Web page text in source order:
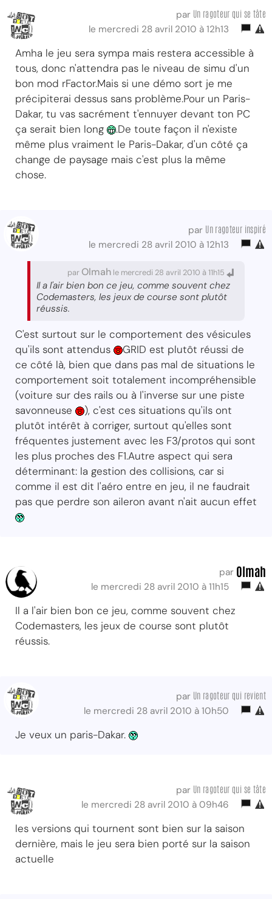
par Un ragoteur qui se tâte
le mercredi 28 avril 2010 à 12h13
Amha le jeu sera sympa mais restera accessible à
tous, donc n'attendra pas le niveau de simu d'un
bon mod rFactor.Mais si une démo sort je me
précipiterai dessus sans problème.Pour un Paris-
Dakar, tu vas sacrément t'ennuyer devant ton PC
ça serait bien long
.De toute façon il n'existe
même plus vraiment le Paris-Dakar, d'un côté ça
change de paysage mais c'est plus la même
chose.
par Un ragoteur inspiré
le mercredi 28 avril 2010 à 12h13
par Olmah le mercredi 28 avril 2010 à 11h15
Il a l'air bien bon ce jeu, comme souvent chez
Codemasters, les jeux de course sont plutôt
réussis.
C'est surtout sur le comportement des vésicules
qu'ils sont attendus
GRID est plutôt réussi de
ce côté là, bien que dans pas mal de situations le
comportement soit totalement incompréhensible
(voiture sur des rails ou à l'inverse sur une piste
savonneuse
), c'est ces situations qu'ils ont
plutôt intérêt à corriger, surtout qu'elles sont
fréquentes justement avec les F3/protos qui sont
les plus proches des F1.Autre aspect qui sera
déterminant: la gestion des collisions, car si
comme il est dit l'aéro entre en jeu, il ne faudrait
pas que perdre son aileron avant n'ait aucun effet
par Olmah
le mercredi 28 avril 2010 à 11h15
Il a l'air bien bon ce jeu, comme souvent chez
Codemasters, les jeux de course sont plutôt
réussis.
par Un ragoteur qui revient
le mercredi 28 avril 2010 à 10h50
Je veux un paris-Dakar.
par Un ragoteur qui se tâte
le mercredi 28 avril 2010 à 09h46
les versions qui tournent sont bien sur la saison
dernière, mais le jeu sera bien porté sur la saison
actuelle